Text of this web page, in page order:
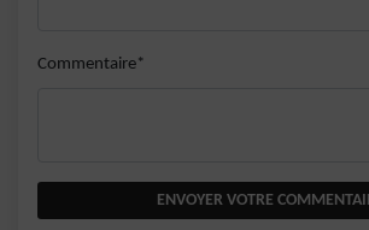
Commentaire*
ENVOYER VOTRE